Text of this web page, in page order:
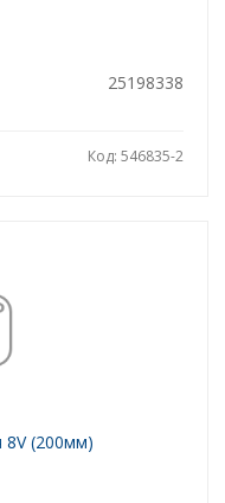
25198338
Код: 546835-2
8V (200мм)